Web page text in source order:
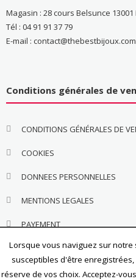
Magasin : 28 cours Belsunce
Tél : 04 91 91 37 79
E-mail : contact@thebestbijoux.com
Conditions générales de
CONDITIONS GÉNÉRALES DE
COOKIES
DONNEES PERSONNELLES
MENTIONS LEGALES
PAYEMENT
Lorsque vous naviguez sur
susceptibles d'être
réserve de vos choix. Acceptez-